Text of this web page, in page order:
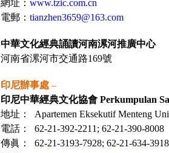
網址： www.tzic.com.cn
電郵： tianzhen3659@163.com
中華文化經典誦讀河南漯河推廣中心
河南省漯河市交通路169號
印尼辦事處 –
印尼中華經典文化協會 Perkumpulan
地址： Apartemen Eksekutif Menteng
電話： 62-21-392-2211; 62-21-390-8008
傳眞： 62-21-3193-7928; 62-21-634-3918